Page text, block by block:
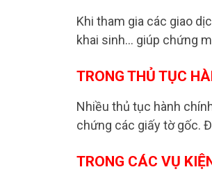
Khi tham gia các giao
khai sinh… giúp chứng
TRONG THỦ TỤC
Nhiều thủ tục hành
chứng các giấy tờ gốc.
TRONG CÁC VỤ